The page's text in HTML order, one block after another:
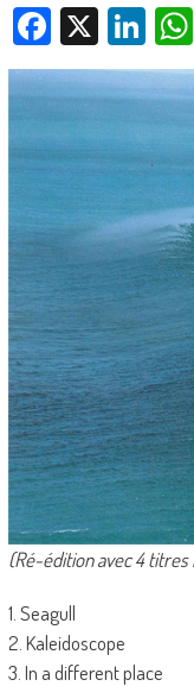
Facebook
X
(Ré-édition avec 4 titres
1. Seagull
2. Kaleidoscope
3. In a different place